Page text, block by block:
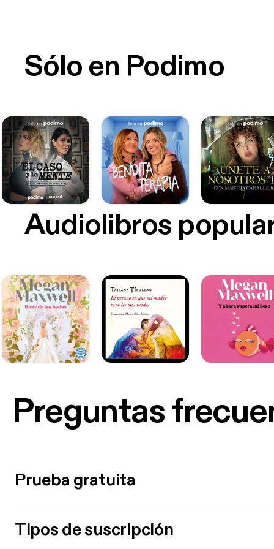
Sólo en Podimo
Audiolibros
Preguntas
Prueba gratuita
Tipos de suscripción